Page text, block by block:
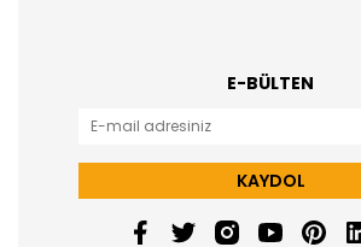
E-BÜLTEN
KAYDOL